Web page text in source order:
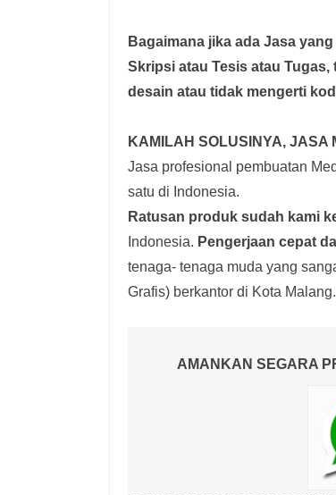
Bagaimana jika ada Jasa
Skripsi atau Tesis atau
desain atau tidak mengerti
KAMILAH SOLUSINYA, JASA
Jasa profesional pembuatan
satu di Indonesia.
Ratusan produk sudah kami
Indonesia. Pengerjaan cepat
tenaga- tenaga muda yang
Grafis) berkantor di Kota Malang.
AMANKAN SEGARA